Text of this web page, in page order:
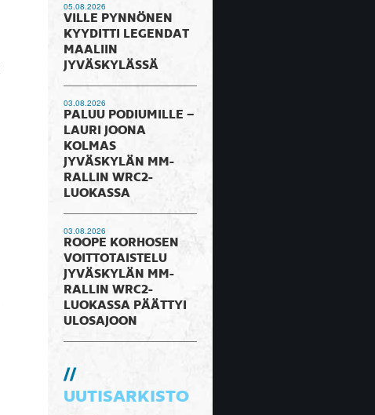
05.08.2026
VILLE PYNNÖNEN
KYYDITTI LEGENDAT
MAALIIN
JYVÄSKYLÄSSÄ
03.08.2026
PALUU PODIUMILLE –
LAURI JOONA
KOLMAS
JYVÄSKYLÄN MM-
RALLIN WRC2-
LUOKASSA
03.08.2026
ROOPE KORHOSEN
VOITTOTAISTELU
JYVÄSKYLÄN MM-
RALLIN WRC2-
LUOKASSA PÄÄTTYI
ULOSAJOON
UUTISARKISTO